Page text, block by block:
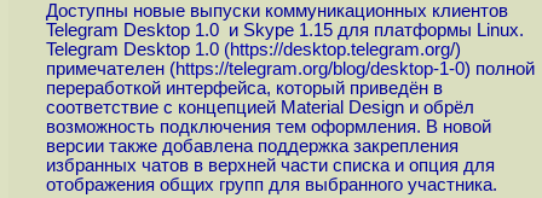
Доступны новые выпуски коммуникационных клиентов
Telegram Desktop 1.0 и Skype 1.15 для платформы Linux.
Telegram Desktop 1.0 (https://desktop.telegram.org/)
примечателен (https://telegram.org/blog/desktop-1-0) полной
переработкой интерфейса, который приведён в
соответствие с концепцией Material Design и обрёл
возможность подключения тем оформления. В новой
версии также добавлена поддержка закрепления
избранных чатов в верхней части списка и опция для
отображения общих групп для выбранного участника.